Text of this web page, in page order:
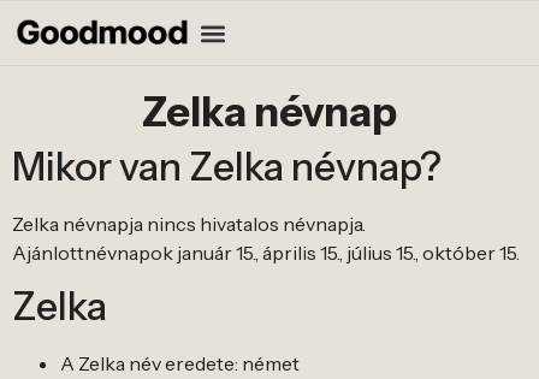
Zelka névnap
Mikor van Zelka névnap?
Zelka névnapja nincs hivatalos névnapja.
Ajánlottnévnapok január 15., április 15., július 15., október 15.
Zelka
A Zelka név eredete: német